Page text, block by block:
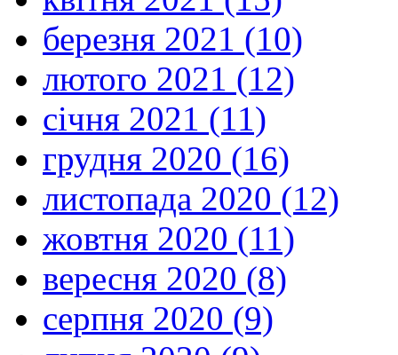
березня 2021 (10)
лютого 2021 (12)
січня 2021 (11)
грудня 2020 (16)
листопада 2020 (12)
жовтня 2020 (11)
вересня 2020 (8)
серпня 2020 (9)